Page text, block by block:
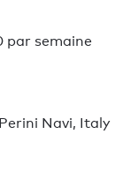
par semaine
Navi, Italy